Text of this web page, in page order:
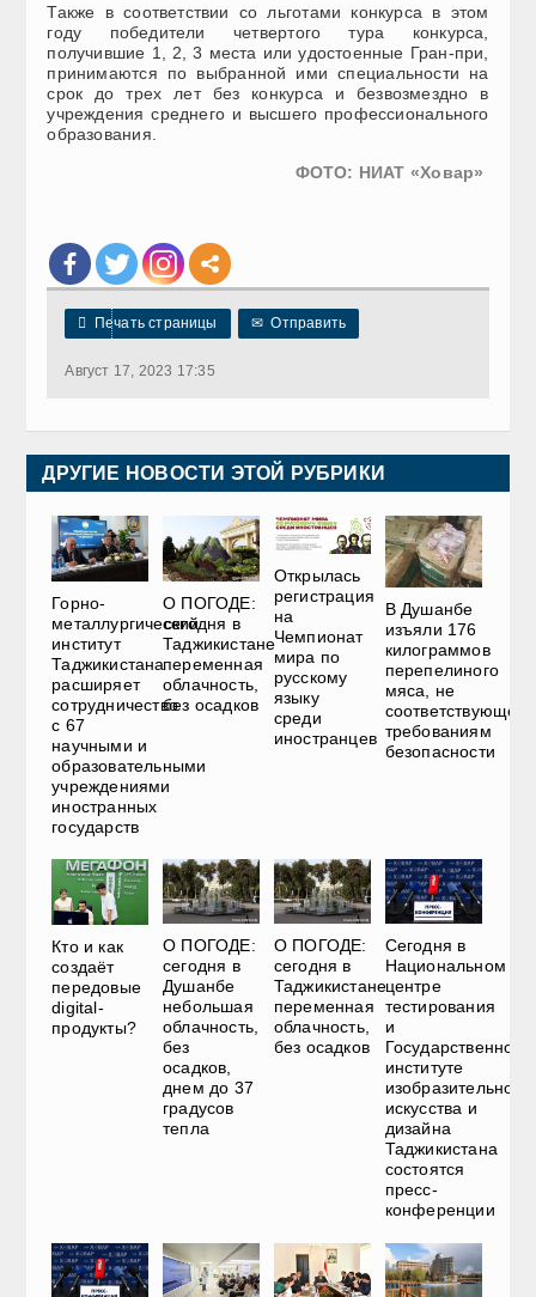
Также в соответствии со льготами конкурса в этом
году победители четвертого тура конкурса,
получившие 1, 2, 3 места или удостоенные Гран-при,
принимаются по выбранной ими специальности на
срок до трех лет без конкурса и безвозмездно в
учреждения среднего и высшего профессионального
образования.
ФОТО: НИАТ «Ховар»
 Печать страницы ✉ Отправить
Август 17, 2023 17:35
ДРУГИЕ НОВОСТИ ЭТОЙ РУБРИКИ
Горно-
металлургический
институт
Таджикистана
расширяет
сотрудничество
с 67
научными и
образовательными
учреждениями
иностранных
государств
О ПОГОДЕ:
сегодня в
Таджикистане
переменная
облачность,
без осадков
Открылась
регистрация
на
Чемпионат
мира по
русскому
языку
среди
иностранцев
В Душанбе
изъяли 176
килограммов
перепелиного
мяса, не
соответствующего
требованиям
безопасности
Кто и как
создаёт
передовые
digital-
продукты?
О ПОГОДЕ:
сегодня в
Душанбе
небольшая
облачность,
без
осадков,
днем до 37
градусов
тепла
О ПОГОДЕ:
сегодня в
Таджикистане
переменная
облачность,
без осадков
Сегодня в
Национальном
центре
тестирования
и
Государственном
институте
изобразительного
искусства и
дизайна
Таджикистана
состоятся
пресс-
конференции